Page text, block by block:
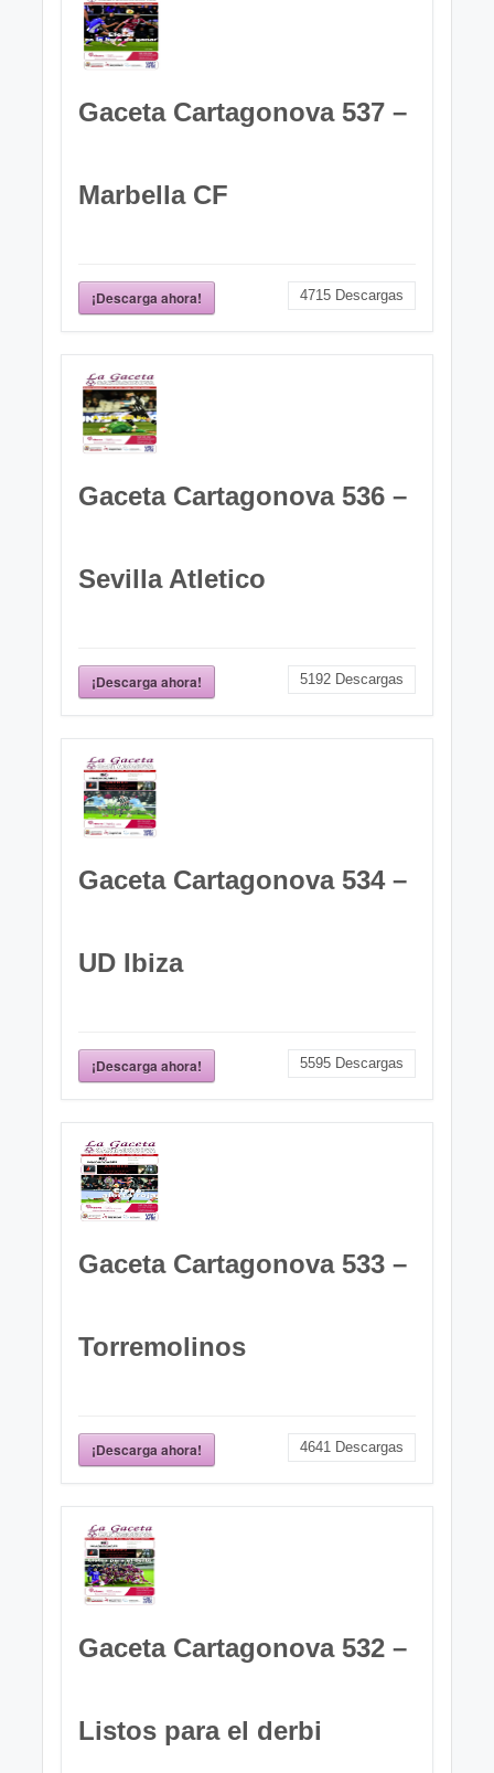
Gaceta Cartagonova 537 –
Marbella CF
¡Descarga ahora! 4715 Descargas
Gaceta Cartagonova 536 –
Sevilla Atletico
¡Descarga ahora! 5192 Descargas
Gaceta Cartagonova 534 –
UD Ibiza
¡Descarga ahora! 5595 Descargas
Gaceta Cartagonova 533 –
Torremolinos
¡Descarga ahora! 4641 Descargas
Gaceta Cartagonova 532 –
Listos para el derbi